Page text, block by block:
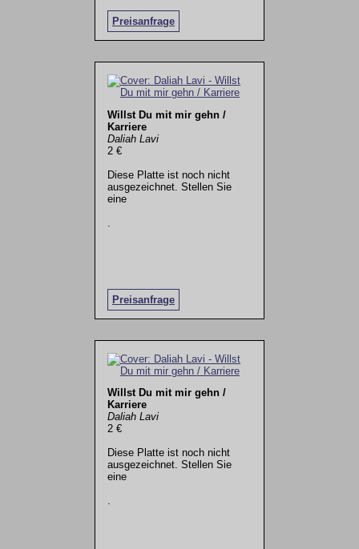
Preisanfrage
Willst Du mit mir gehn /
Karriere
Daliah Lavi
2 €
Diese Platte ist noch nicht
ausgezeichnet. Stellen Sie
eine
Preisanfrage
Willst Du mit mir gehn /
Karriere
Daliah Lavi
2 €
Diese Platte ist noch nicht
ausgezeichnet. Stellen Sie
eine
.